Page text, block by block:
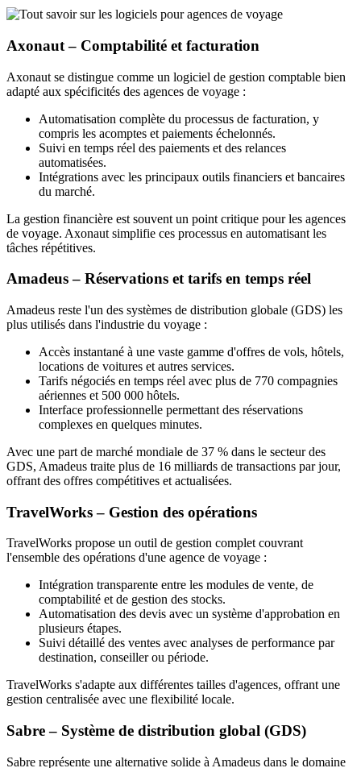
Axonaut – Comptabilité et facturation
Axonaut se distingue comme un logiciel de gestion comptable bien
adapté aux spécificités des agences de voyage :
Automatisation complète du processus de facturation, y
compris les acomptes et paiements échelonnés.
Suivi en temps réel des paiements et des relances
automatisées.
Intégrations avec les principaux outils financiers et bancaires
du marché.
La gestion financière est souvent un point critique pour les agences
de voyage. Axonaut simplifie ces processus en automatisant les
tâches répétitives.
Amadeus – Réservations et tarifs en temps réel
Amadeus reste l'un des systèmes de distribution globale (GDS) les
plus utilisés dans l'industrie du voyage :
Accès instantané à une vaste gamme d'offres de vols, hôtels,
locations de voitures et autres services.
Tarifs négociés en temps réel avec plus de 770 compagnies
aériennes et 500 000 hôtels.
Interface professionnelle permettant des réservations
complexes en quelques minutes.
Avec une part de marché mondiale de 37 % dans le secteur des
GDS, Amadeus traite plus de 16 milliards de transactions par jour,
offrant des offres compétitives et actualisées.
TravelWorks – Gestion des opérations
TravelWorks propose un outil de gestion complet couvrant
l'ensemble des opérations d'une agence de voyage :
Intégration transparente entre les modules de vente, de
comptabilité et de gestion des stocks.
Automatisation des devis avec un système d'approbation en
plusieurs étapes.
Suivi détaillé des ventes avec analyses de performance par
destination, conseiller ou période.
TravelWorks s'adapte aux différentes tailles d'agences, offrant une
gestion centralisée avec une flexibilité locale.
Sabre – Système de distribution global (GDS)
Sabre représente une alternative solide à Amadeus dans le domaine